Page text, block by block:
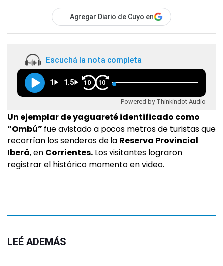
Agregar Diario de Cuyo en
Escuchá la nota completa
1 1.5 10 10
Powered by Thinkindot Audio
Un ejemplar de yaguareté identificado como
“Ombú” fue avistado a pocos metros de turistas que
recorrían los senderos de la Reserva Provincial
Iberá, en Corrientes. Los visitantes lograron
registrar el histórico momento en video.
LEÉ ADEMÁS